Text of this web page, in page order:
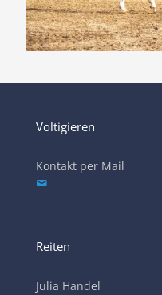
Voltigieren
Kontakt per Mail
Reiten
Julia Handel